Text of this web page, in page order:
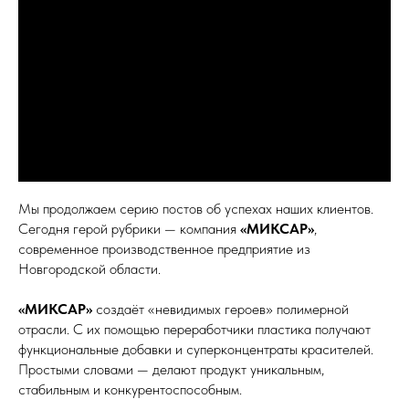
Мы продолжаем серию постов об успехах наших клиентов.
Сегодня герой рубрики — компания «МИКСАР»,
современное производственное предприятие из
Новгородской области.
«МИКСАР» создаёт «невидимых героев» полимерной
отрасли. С их помощью переработчики пластика получают
функциональные добавки и суперконцентраты красителей.
Простыми словами — делают продукт уникальным,
стабильным и конкурентоспособным.